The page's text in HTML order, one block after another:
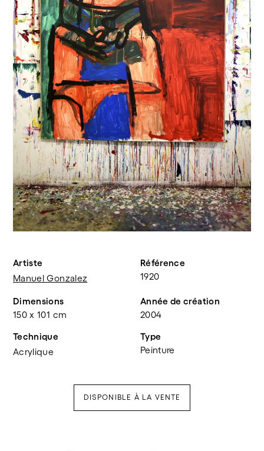
Artiste
Manuel Gonzalez
Référence
1920
Dimensions
150 x 101 cm
Année de création
2004
Technique
Acrylique
Type
Peinture
DISPONIBLE À LA VENTE